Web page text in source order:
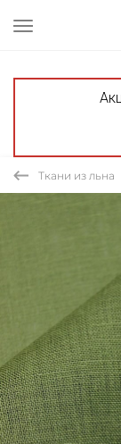
Ткани из льна